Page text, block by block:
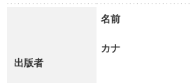
出版者
名前
カナ